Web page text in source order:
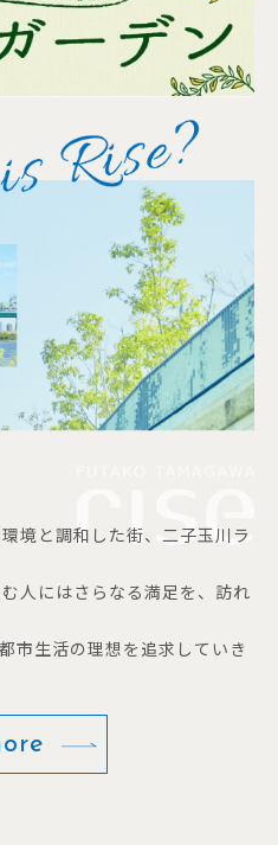
境と調和した街、二子玉川ラ
人にはさらなる満足を、訪れ
市生活の理想を追求していき